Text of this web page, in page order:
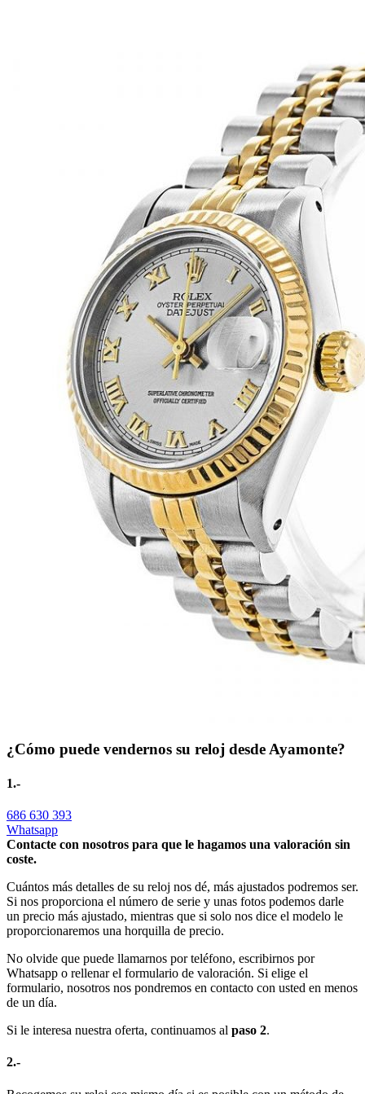
¿Cómo puede vendernos su reloj desde Ayamonte?
1.-
686 630 393
Whatsapp
Contacte con nosotros para que le hagamos una valoración sin
coste.
Cuántos más detalles de su reloj nos dé, más ajustados podremos ser.
Si nos proporciona el número de serie y unas fotos podemos darle
un precio más ajustado, mientras que si solo nos dice el modelo le
proporcionaremos una horquilla de precio.
No olvide que puede llamarnos por teléfono, escribirnos por
Whatsapp o rellenar el formulario de valoración. Si elige el
formulario, nosotros nos pondremos en contacto con usted en menos
de un día.
Si le interesa nuestra oferta, continuamos al paso 2.
2.-